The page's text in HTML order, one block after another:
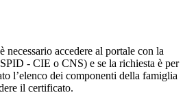
necessario accedere al portale con la
- CIE o CNS) e se la richiesta è per
l’elenco dei componenti della famiglia
il certificato.